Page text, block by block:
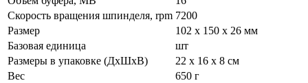
Скорость вращения шпинделя, rpm 7200
Размер
102 x 150 x 26 мм
Базовая единица
шт
Размеры в упаковке (ДхШхВ)
22 x 16 x 8 см
Вес
650 г